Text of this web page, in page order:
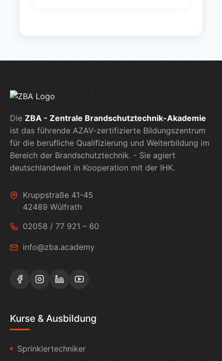
Die ZBA - Zentrale Brandschutztechnik-Akademie
ist das führende AZAV-zertifizierte Bildungszentrum
für die berufliche Qualifizierung und Weiterbildung im
Bereich der Brandschutztechnik. - Sie agiert
deutschlandweit in Kooperation mit der IHK.
Kruppstraße 41-45
42489 Wülfrath
02058 / 77 921 – 60
info@zba.academy
Kurse & Ausbildung
Sprinklertechniker